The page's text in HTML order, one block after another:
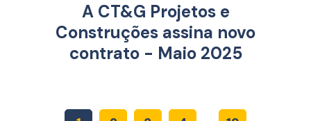
A CT&G Projetos e
Construções assina novo
contrato - Maio 2025